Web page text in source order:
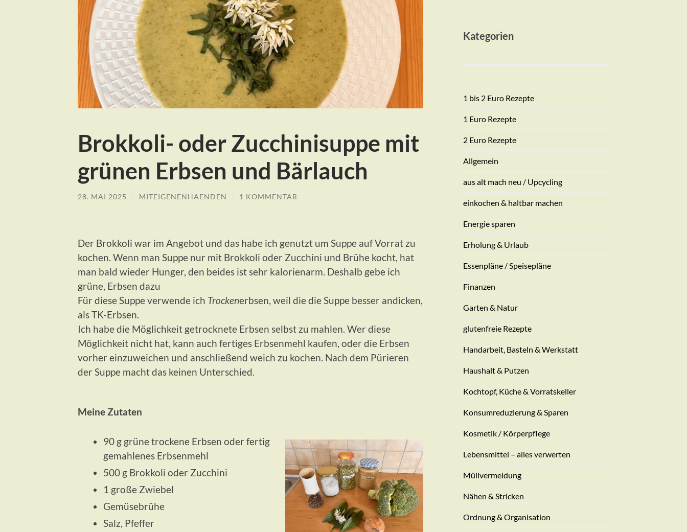
Brokkoli- oder Zucchinisuppe mit
grünen Erbsen und Bärlauch
28. MAI 2025 MITEIGENENHAENDEN 1 KOMMENTAR
Der Brokkoli war im Angebot und das habe ich genutzt um Suppe auf Vorrat zu
kochen. Wenn man Suppe nur mit Brokkoli oder Zucchini und Brühe kocht, hat
man bald wieder Hunger, den beides ist sehr kalorienarm. Deshalb gebe ich
grüne, Erbsen dazu
Für diese Suppe verwende ich Trockenerbsen, weil die die Suppe besser andicken,
als TK-Erbsen.
Ich habe die Möglichkeit getrocknete Erbsen selbst zu mahlen. Wer diese
Möglichkeit nicht hat, kann auch fertiges Erbsenmehl kaufen, oder die Erbsen
vorher einzuweichen und anschließend weich zu kochen. Nach dem Pürieren
der Suppe macht das keinen Unterschied.
Meine Zutaten
90 g grüne trockene Erbsen oder fertig
gemahlenes Erbsenmehl
500 g Brokkoli oder Zucchini
1 große Zwiebel
Gemüsebrühe
Salz, Pfeffer
Kategorien
1 bis 2 Euro Rezepte
1 Euro Rezepte
2 Euro Rezepte
Allgemein
aus alt mach neu / Upcycling
einkochen & haltbar machen
Energie sparen
Erholung & Urlaub
Essenpläne / Speisepläne
Finanzen
Garten & Natur
glutenfreie Rezepte
Handarbeit, Basteln & Werkstatt
Haushalt & Putzen
Kochtopf, Küche & Vorratskeller
Konsumreduzierung & Sparen
Kosmetik / Körperpflege
Lebensmittel – alles verwerten
Müllvermeidung
Nähen & Stricken
Ordnung & Organisation